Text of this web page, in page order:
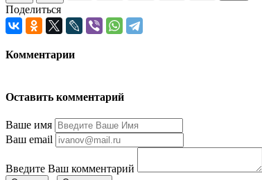
Поделиться
Комментарии
Оставить комментарий
Ваше имя
Ваш email
Введите Ваш комментарий